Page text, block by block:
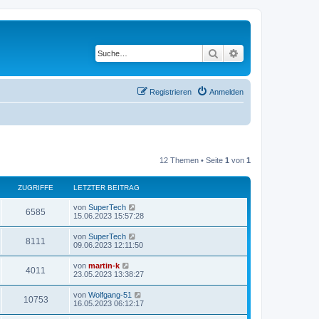
Suche
Anmelden
Registrieren
12 Themen • Seite 1 von 1
ZUGRIFFE LETZTER BEITRAG
6585
u
i
f
L
e
t
e
r
B
e
i
t
r
a
g
von SuperTech
15.06.2023 15:57:28
8111
u
r
i
L
e
t
e
r
B
e
i
von SuperTech
09.06.2023 12:11:50
4011
u
L
e
t
e
r
von martin-k
23.05.2023 13:38:27
10753Z
L
e
von Wolfgang-51
16.05.2023 06:12:17